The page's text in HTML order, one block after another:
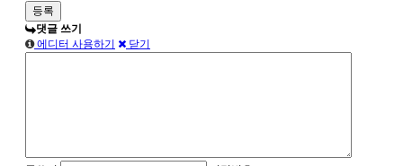
댓글 쓰기
에디터 사용하기
닫기